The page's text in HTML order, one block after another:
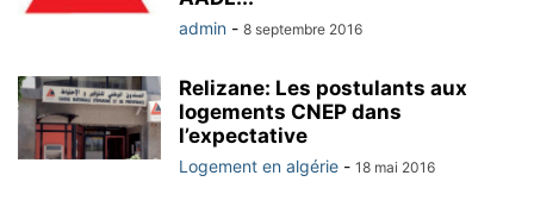
admin - 8 septembre 2016
Relizane: Les postulants aux
logements CNEP dans
l’expectative
Logement en algérie - 18 mai 2016